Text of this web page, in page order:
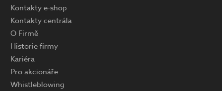
Kontakty e-shop
Kontakty centrála
O Firmě
Historie firmy
Kariéra
Pro akcionáře
Whistleblowing